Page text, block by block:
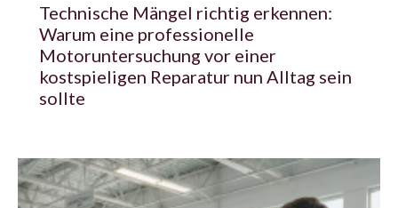
Technische Mängel richtig erkennen:
Warum eine professionelle
Motoruntersuchung vor einer
kostspieligen Reparatur nun Alltag sein
sollte